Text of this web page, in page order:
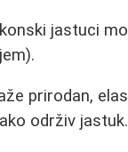
jastuci
prirodan,
održiv jastuk.